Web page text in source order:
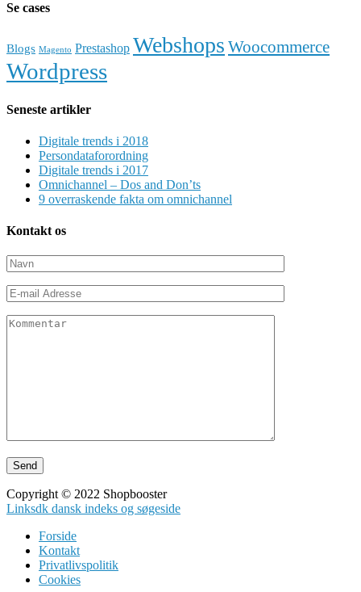
Se cases
Blogs Magento Prestashop Webshops Woocommerce
Wordpress
Seneste artikler
Digitale trends i 2018
Persondataforordning
Digitale trends i 2017
Omnichannel – Dos and Don’ts
9 overraskende fakta om omnichannel
Kontakt os
Copyright © 2022 Shopbooster
Linksdk dansk indeks og søgeside
Forside
Kontakt
Privatlivspolitik
Cookies